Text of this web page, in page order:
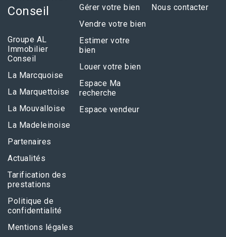
Conseil
Groupe AL
Immobilier
Conseil
La Marcquoise
La Marquettoise
La Mouvalloise
La Madeleinoise
Partenaires
Actualités
Tarification des
prestations
Politique de
confidentialité
Mentions légales
Gérer votre bien
Vendre votre bien
Estimer votre
bien
Louer votre bien
Espace Ma
recherche
Espace vendeur
Nous contacter